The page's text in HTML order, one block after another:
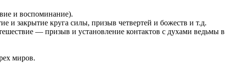
и воспоминание).
и закрытие круга силы, призыв четвертей и божеств и т.д.
— призыв и установление контактов с духами ведьмы в
миров.